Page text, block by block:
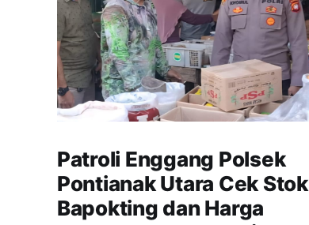
Patroli Enggang Polsek
Pontianak Utara Cek Stok
Bapokting dan Harga